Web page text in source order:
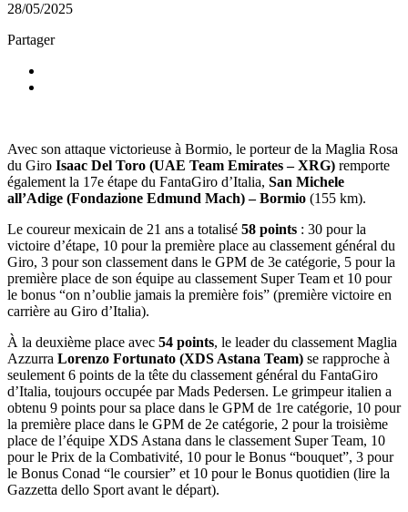
28/05/2025
Partager
Avec son attaque victorieuse à Bormio, le porteur de la Maglia Rosa
du Giro Isaac Del Toro (UAE Team Emirates–XRG) remporte
également la 17e étape du FantaGiro d’Italia, San Michele
all’Adige (Fondazione Edmund Mach)–Bormio (155 km).
Le coureur mexicain de 21 ans a totalisé 58 points : 30 pour la
victoire d’étape, 10 pour la première place au classement général du
Giro, 3 pour son classement dans le GPM de 3e catégorie, 5 pour la
première place de son équipe au classement Super Team et 10 pour
le bonus “on n’oublie jamais la première fois” (première victoire en
carrière au Giro d’Italia).
À la deuxième place avec 54 points, le leader du classement Maglia
Azzurra Lorenzo Fortunato (XDS Astana Team) se rapproche à
seulement 6 points de la tête du classement général du FantaGiro
d’Italia, toujours occupée par Mads Pedersen. Le grimpeur italien a
obtenu 9 points pour sa place dans le GPM de 1re catégorie, 10 pour
la première place dans le GPM de 2e catégorie, 2 pour la troisième
place de l’équipe XDS Astana dans le classement Super Team, 10
pour le Prix de la Combativité, 10 pour le Bonus “bouquet”, 3 pour
le Bonus Conad “le coursier” et 10 pour le Bonus quotidien (lire la
Gazzetta dello Sport avant le départ).